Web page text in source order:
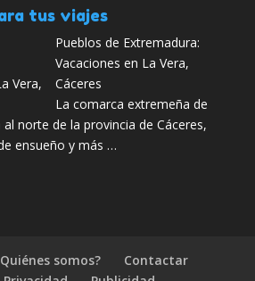
tus viajes
Pueblos de Extremadura:
Vacaciones en La Vera,
Cáceres
La comarca extremeña de
al norte de la provincia de Cáceres,
ensueño y más …
somos?
Contactar